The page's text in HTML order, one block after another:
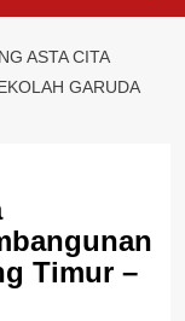
ASTA CITA
GARUDA
Timur –